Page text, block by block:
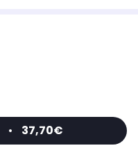
• 37,70€